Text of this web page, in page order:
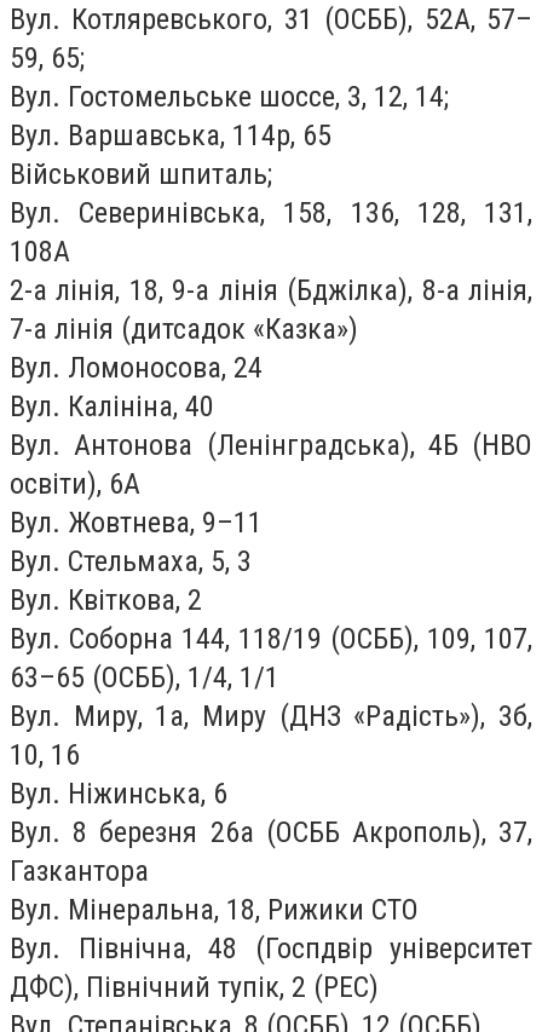
Вул. Котляревського, 31 (ОСББ), 52А, 57–
59, 65;
Вул. Гостомельське шоссе, 3, 12, 14;
Вул. Варшавська, 114р, 65
Військовий шпиталь;
Вул. Северинівська, 158, 136, 128, 131,
108А
2-а лінія, 18, 9-а лінія (Бджілка), 8-а лінія,
7-а лінія (дитсадок «Казка»)
Вул. Ломоносова, 24
Вул. Калініна, 40
Вул. Антонова (Ленінградська), 4Б (НВО
освіти), 6А
Вул. Жовтнева, 9–11
Вул. Стельмаха, 5, 3
Вул. Квіткова, 2
Вул. Соборна 144, 118/19 (ОСББ), 109, 107,
63–65 (ОСББ), 1/4, 1/1
Вул. Миру, 1а, Миру (ДНЗ «Радість»), 3б,
10, 16
Вул. Ніжинська, 6
Вул. 8 березня 26а (ОСББ Акрополь), 37,
Газкантора
Вул. Мінеральна, 18, Рижики СТО
Вул. Північна, 48 (Госпдвір університет
ДФС), Північний тупік, 2 (РЕС)